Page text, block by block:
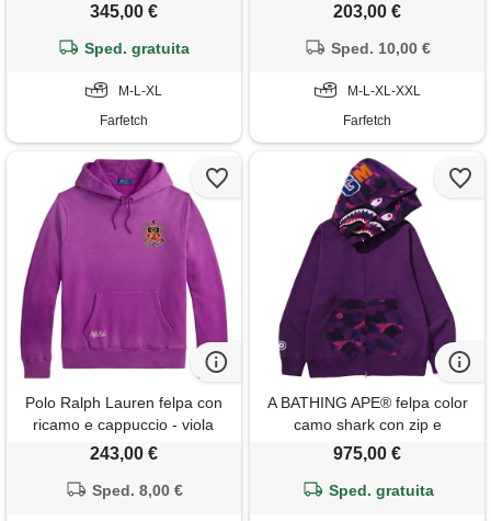
345,00 €
Sped. gratuita
M-L-XL
Farfetch
203,00 €
Sped. 10,00 €
M-L-XL-XXL
Farfetch
Polo Ralph Lauren felpa con
ricamo e cappuccio - viola
243,00 €
Sped. 8,00 €
A BATHING APE® felpa color
camo shark con zip e
cappuccio - viola
975,00 €
Sped. gratuita